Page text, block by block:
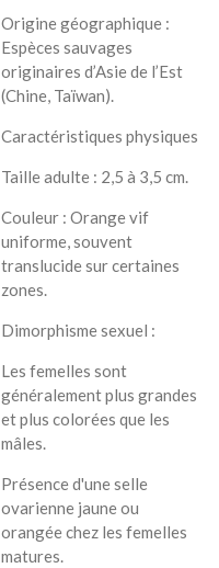
Origine géographique :
Espèces sauvages
originaires d’Asie de l’Est
(Chine, Taïwan).
Caractéristiques physiques
Taille adulte : 2,5 à 3,5 cm.
Couleur : Orange vif
uniforme, souvent
translucide sur certaines
zones.
Dimorphisme sexuel :
Les femelles sont
généralement plus grandes
et plus colorées que les
mâles.
Présence d'une selle
ovarienne jaune ou
orangée chez les femelles
matures.